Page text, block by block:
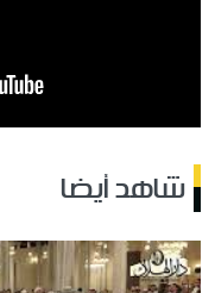
شاهد أيضا